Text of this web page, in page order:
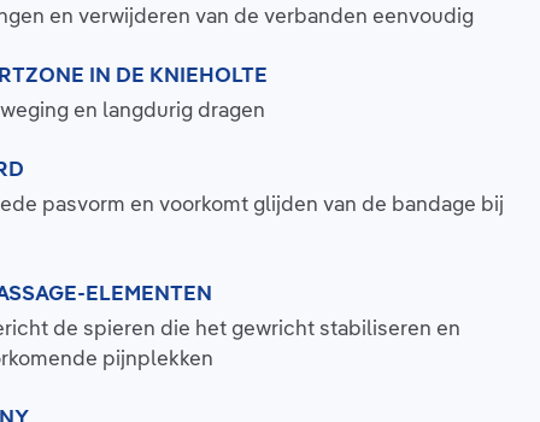
en verwijderen van de verbanden eenvoudig
IN DE KNIEHOLTE
en langdurig dragen
pasvorm en voorkomt glijden van de bandage bij
ELEMENTEN
de spieren die het gewricht stabiliseren en
pijnplekken